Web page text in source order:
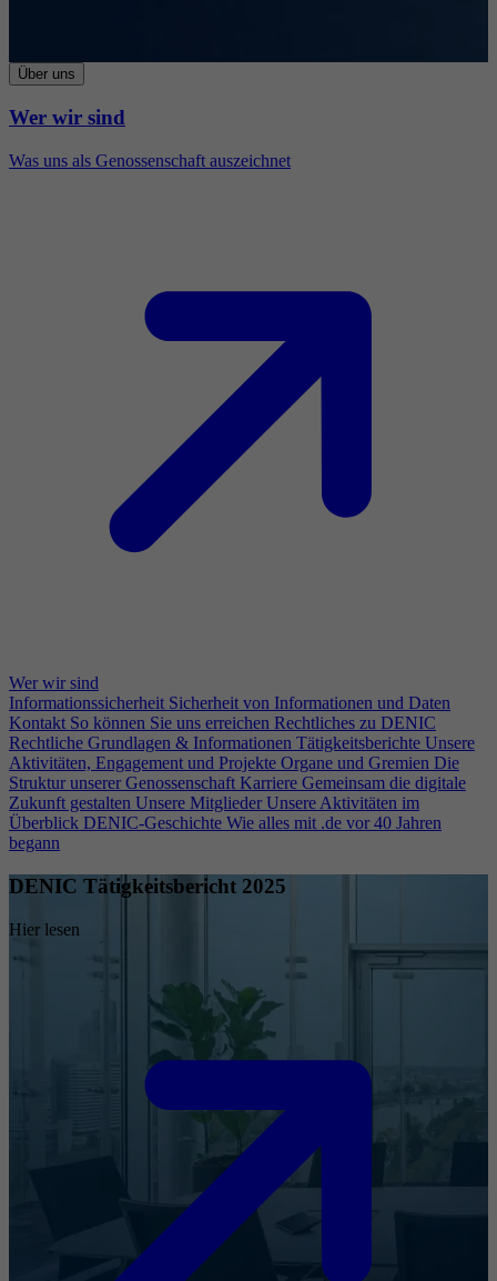
Über uns
Wer wir sind
Was uns als Genossenschaft auszeichnet
Wer wir sind
Informationssicherheit Sicherheit von Informationen und Daten
Kontakt So können Sie uns erreichen Rechtliches zu DENIC
Rechtliche Grundlagen & Informationen Tätigkeitsberichte Unsere
Aktivitäten, Engagement und Projekte Organe und Gremien Die
Struktur unserer Genossenschaft Karriere Gemeinsam die digitale
Zukunft gestalten Unsere Mitglieder Unsere Aktivitäten im
Überblick DENIC-Geschichte Wie alles mit .de vor 40 Jahren
begann
DENIC Tätigkeitsbericht 2025
Hier lesen